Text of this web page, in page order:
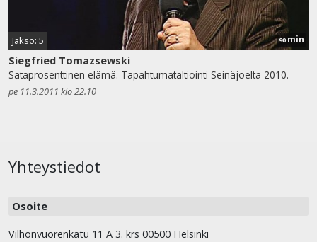
Jakso: 5 90 min
Siegfried Tomazsewski
Sataprosenttinen elämä. Tapahtumataltiointi Seinäjoelta 2010.
pe 11.3.2011 klo 22.10
Yhteystiedot
Osoite
Vilhonvuorenkatu 11 A 3. krs 00500 Helsinki